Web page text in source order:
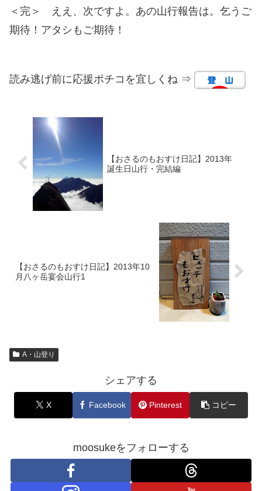
＜完＞ ええ、次ですよ。あの山行報告は。乞うご
期待！アタシもご期待！
読み逃げ前に応援ポチコを宜しくね ⇒
【おさるのもおすけ日記】2013年
誕生日山行・完結編
【おさるのもおすけ日記】2013年10
月八ヶ岳宴会山行1
A・山登り
シェアする
X Facebook Pinterest コピー
moosukeをフォローする